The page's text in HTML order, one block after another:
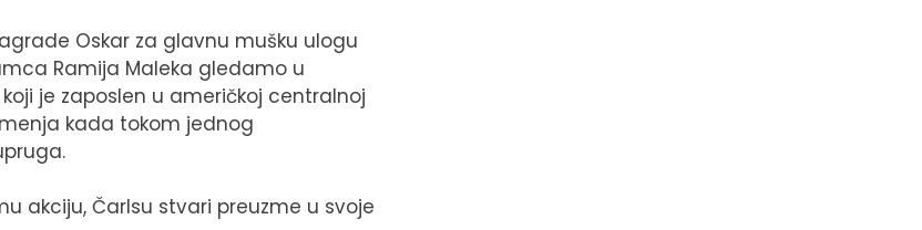
Oskar za glavnu mušku ulogu
Ramija Maleka gledamo u
je zaposlen u američkoj centralnoj
kada tokom jednog
akciju, Čarlsu stvari preuzme u svoje